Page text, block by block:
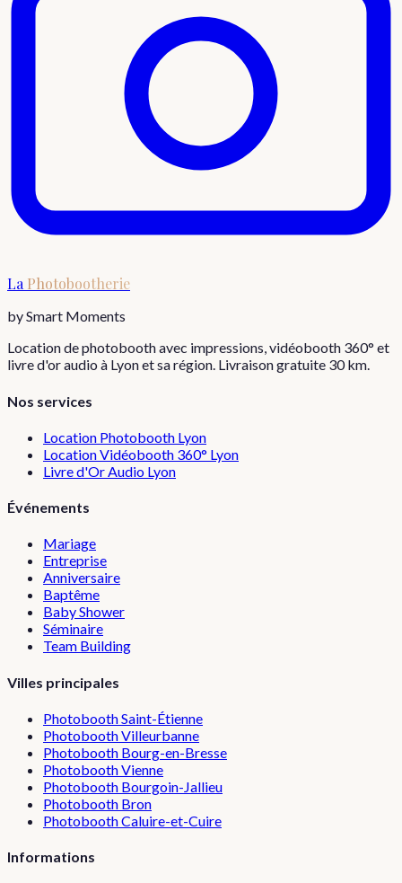
LaPhotobootherie
by Smart Moments
Location de photobooth avec impressions, vidéobooth 360° et
livre d'or audio à Lyon et sa région. Livraison gratuite 30 km.
Nos services
Location Photobooth Lyon
Location Vidéobooth 360° Lyon
Livre d'Or Audio Lyon
Événements
Mariage
Entreprise
Anniversaire
Baptême
Baby Shower
Séminaire
Team Building
Villes principales
PhotoboothSaint-Étienne
PhotoboothVilleurbanne
Photobooth Bourg-en-Bresse
PhotoboothVienne
Photobooth Bourgoin-Jallieu
Photobooth Bron
PhotoboothCaluire-et-Cuire
Informations